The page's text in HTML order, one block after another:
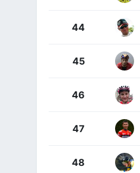
44
45
46
47
48